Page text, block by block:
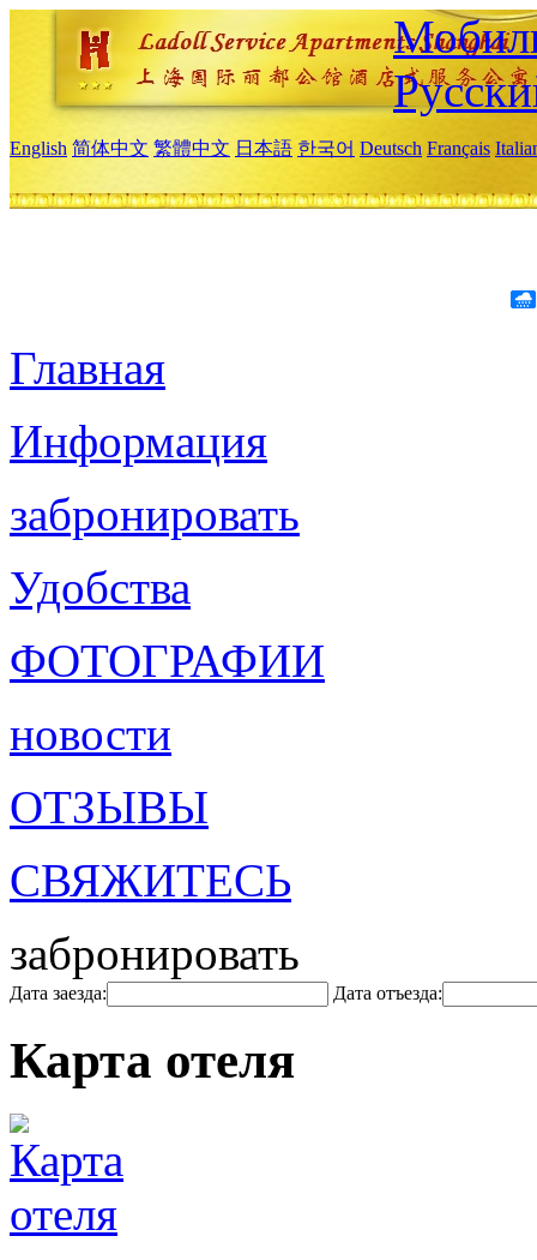
English 简体中文 繁體中文 日本語 한국어 Deutsch Français
Главная
Информация
забронировать
Удобства
ФОТОГРАФИИ
новости
ОТЗЫВЫ
СВЯЖИТЕСЬ
забронировать
Дата заезда: Дата отъезда:
Карта отеля